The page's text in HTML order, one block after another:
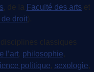
, de la Faculté des arts et
droit).
classiques
l’art, philosophie,
politique, sexologie,